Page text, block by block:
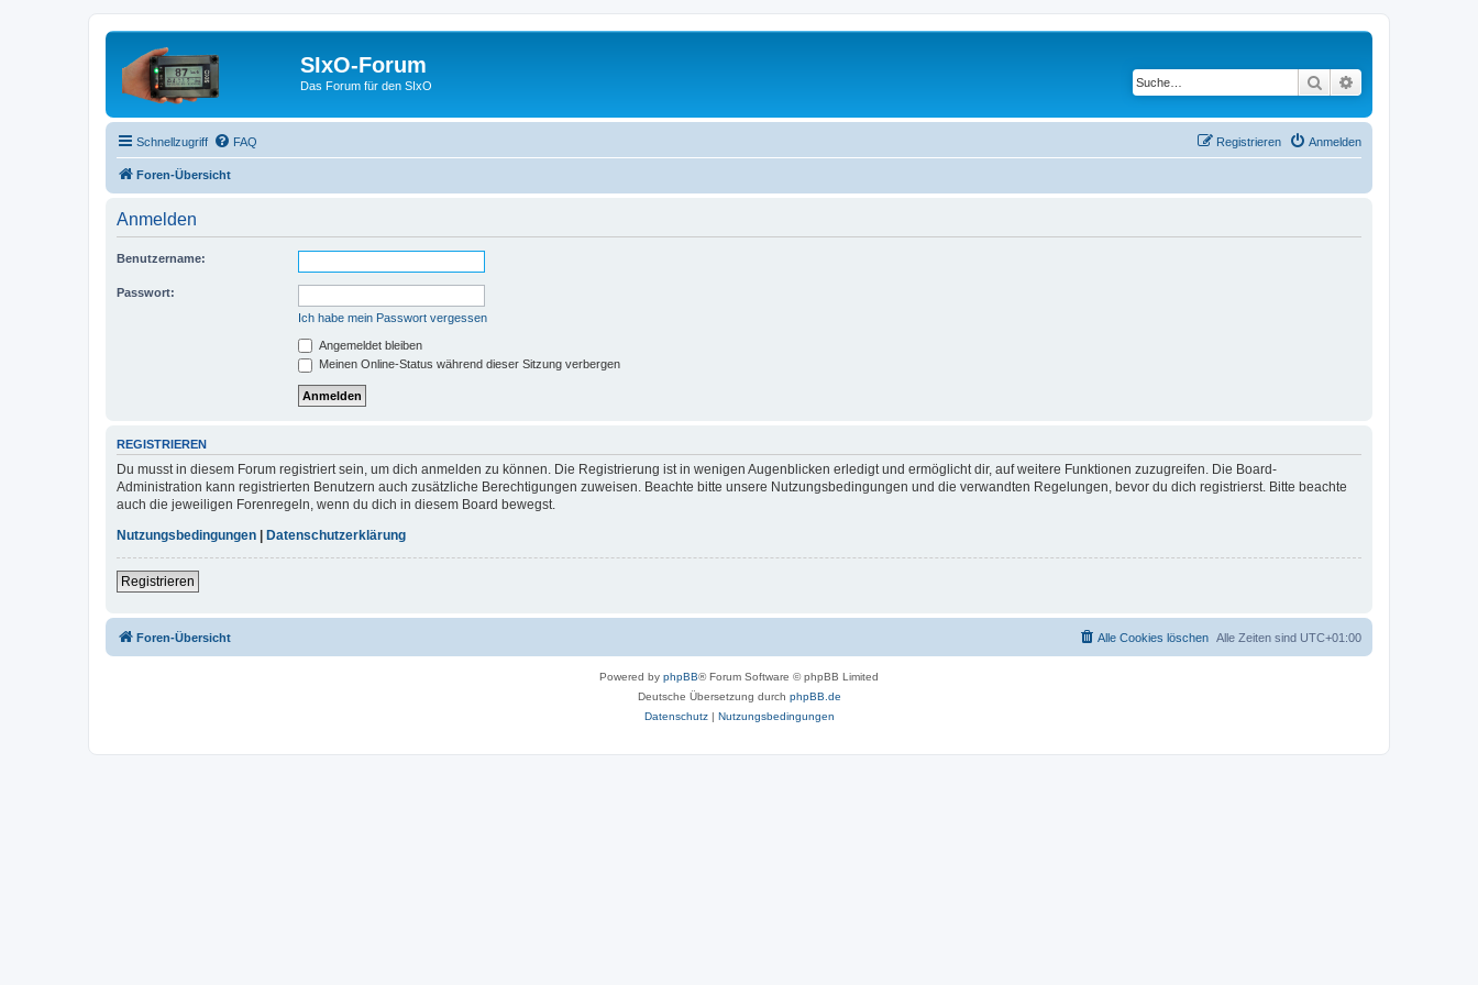
SIxO-Forum
Das Forum für den SIxO Suche
Schnellzugriff FAQ Anmelden
Registrieren
Foren-Übersicht
Anmelden
Benutzername:
Passwort:
Ich habe mein Passwort vergessen
Angemeldet bleiben
Meinen Online-Status während dieser Sitzung verbergen
REGISTRIEREN
Du musst in diesem Forum registriert sein, um dich anmelden zu können. Die Registrierung ist in wenigen Augenblicken erledigt und ermöglicht dir, auf weitere Funktionen zuzugreifen. Die Board-
Administration kann registrierten Benutzern auch zusätzliche Berechtigungen zuweisen. Beachte bitte unsere Nutzungsbedingungen und die verwandten Regelungen, bevor du dich registrierst. Bitte beachte
auch die jeweiligen Forenregeln, wenn du dich in diesem Board bewegst.
Nutzungsbedingungen
Datenschutzerklärung
Registrieren
Foren-Übersicht Alle Zeiten sind UTC+01:00
Alle Cookies löschen
Powered by phpBB® Forum Software © phpBB Limited
Deutsche Übersetzung durch phpBB.de
Datenschutz| Nutzungsbedingungen